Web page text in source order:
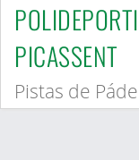
PICASSENT
Pistas de